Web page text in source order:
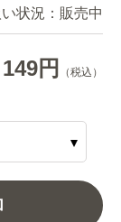
状況： 販売中
149円 （税込）